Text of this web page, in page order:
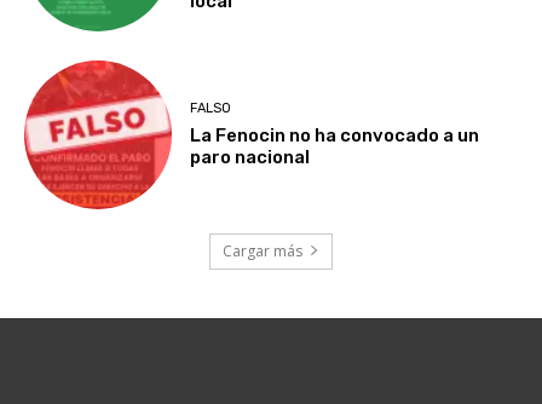
FALSO
La Fenocin no ha convocado a un
paro nacional
Cargar más